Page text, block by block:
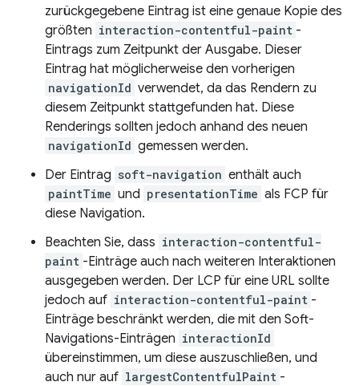
zurückgegebene Eintrag ist eine genaue Kopie des
größten interaction-contentful-paint -
Eintrags zum Zeitpunkt der Ausgabe. Dieser
Eintrag hat möglicherweise den vorherigen
navigationId verwendet, da das Rendern zu
diesem Zeitpunkt stattgefunden hat. Diese
Renderings sollten jedoch anhand des neuen
navigationId gemessen werden.
Der Eintrag soft-navigation enthält auch
paintTime und presentationTime als FCP für
diese Navigation.
Beachten Sie, dass interaction-contentful-
paint -Einträge auch nach weiteren Interaktionen
ausgegeben werden. Der LCP für eine URL sollte
jedoch auf interaction-contentful-paint -
Einträge beschränkt werden, die mit den Soft-
Navigations-Einträgen interactionId
übereinstimmen, um diese auszuschließen, und
auch nur auf largestContentfulPaint -